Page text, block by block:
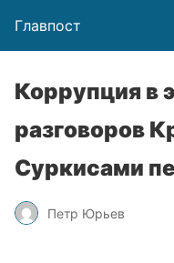
Главпост
Коррупция в
разговоров
Суркисами
Петр Юрьев